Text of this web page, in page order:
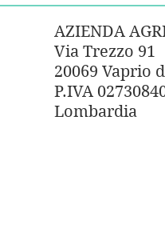
AZIENDA
Via Trezzo 91
20069 Vaprio
P.IVA
Lombardia